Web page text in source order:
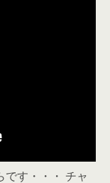
す・・・ チャ